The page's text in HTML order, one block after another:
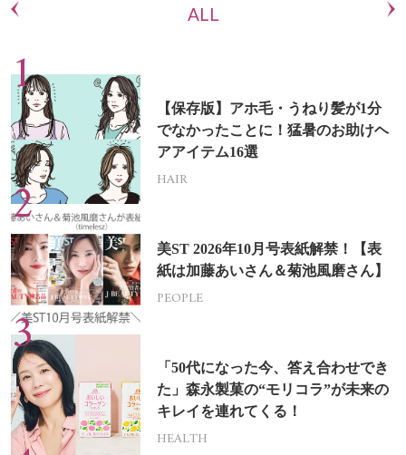
ALL
【保存版】アホ毛・うねり髪が1分
でなかったことに！猛暑のお助けヘ
アアイテム16選
HAIR
美ST 2026年10月号表紙解禁！【表
紙は加藤あいさん＆菊池風磨さん】
PEOPLE
「50代になった今、答え合わせでき
た」森永製菓の“モリコラ”が未来の
キレイを連れてくる！
HEALTH